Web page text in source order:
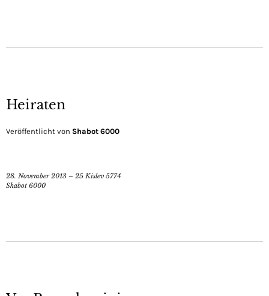
Heiraten
Veröffentlicht von Shabot 6000
28. November 2013 – 25 Kislev 5774
Shabot 6000